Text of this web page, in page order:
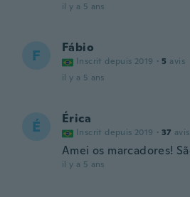
il y a 5 ans
F Fábio
Inscrit depuis 2019 · 5 avis
il y a 5 ans
É Érica
Inscrit depuis 2019 · 37 avis
Amei os marcadores!
il y a 5 ans